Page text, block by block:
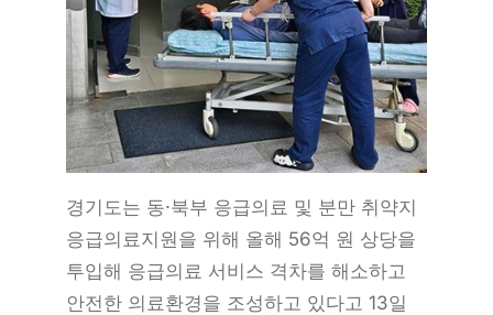
경기도는 동·북부 응급의료 및 분만 취약지
응급의료지원을 위해 올해 56억 원 상당을
투입해 응급의료 서비스 격차를 해소하고
안전한 의료환경을 조성하고 있다고 13일